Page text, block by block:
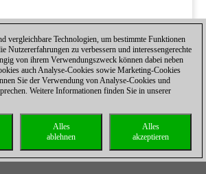
vergleichbare Technologien, um bestimmte Funktionen
Nutzererfahrungen zu verbessern und interessengerechte
von ihrem Verwendungszweck können dabei neben
auch Analyse-Cookies sowie Marketing-Cookies
Sie der Verwendung von Analyse-Cookies und
Weitere Informationen finden Sie in unserer
Alles
akzeptieren
Alles
ablehnen